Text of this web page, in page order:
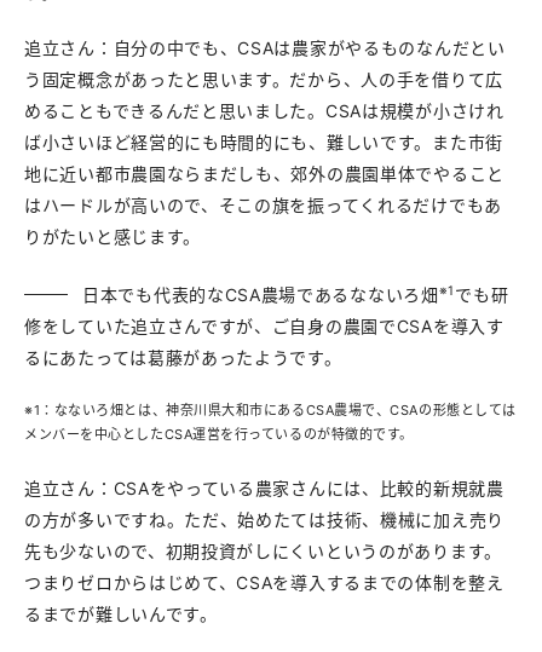
追立さん：自分の中でも、CSAは農家がやるものなんだとい
う固定概念があったと思います。だから、人の手を借りて広
めることもできるんだと思いました。CSAは規模が小さけれ
ば小さいほど経営的にも時間的にも、難しいです。また市街
地に近い都市農園ならまだしも、郊外の農園単体でやること
はハードルが高いので、そこの旗を振ってくれるだけでもあ
りがたいと感じます。
日本でも代表的なCSA農場であるなないろ畑※1 でも研
修をしていた追立さんですが、ご自身の農園でCSAを導入す
るにあたっては葛藤があったようです。
※1：なないろ畑とは、神奈川県大和市にあるCSA農場で、CSAの形態としては
メンバーを中心としたCSA運営を行っているのが特徴的です。
追立さん：CSAをやっている農家さんには、比較的新規就農
の方が多いですね。ただ、始めたては技術、機械に加え売り
先も少ないので、初期投資がしにくいというのがあります。
つまりゼロからはじめて、CSAを導入するまでの体制を整え
るまでが難しいんです。